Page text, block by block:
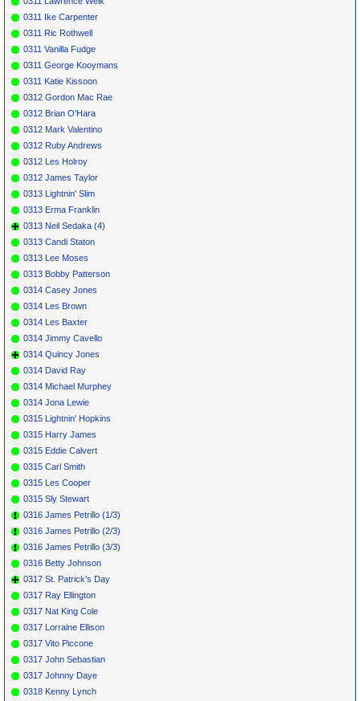
0311 Ike Carpenter
0311 Ric Rothwell
0311 Vanilla Fudge
0311 George Kooymans
0311 Katie Kissoon
0312 Gordon Mac Rae
0312 Brian O'Hara
0312 Mark Valentino
0312 Ruby Andrews
0312 Les Holroy
0312 James Taylor
0313 Lightnin' Slim
0313 Erma Franklin
0313 Neil Sedaka (4)
0313 Candi Staton
0313 Lee Moses
0313 Bobby Patterson
0314 Casey Jones
0314 Les Brown
0314 Les Baxter
0314 Jimmy Cavello
0314 Quincy Jones
0314 David Ray
0314 Michael Murphey
0314 Jona Lewie
0315 Lightnin' Hopkins
0315 Harry James
0315 Eddie Calvert
0315 Carl Smith
0315 Les Cooper
0315 Sly Stewart
0316 James Petrillo (1/3)
0316 James Petrillo (2/3)
0316 James Petrillo (3/3)
0316 Betty Johnson
0317 St. Patrick's Day
0317 Ray Ellington
0317 Nat King Cole
0317 Lorraine Ellison
0317 Vito Piccone
0317 John Sebastian
0317 Johnny Daye
0318 Kenny Lynch